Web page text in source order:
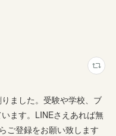
ました。受験や学校、ブ
ます。LINEさえあれば無
ご登録をお願い致します